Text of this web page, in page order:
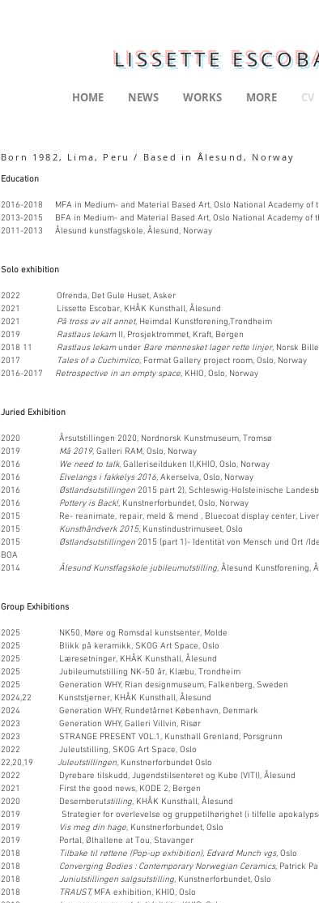
LISSETTE
HOME NEWS WORKS MORE CV
Born 1982, Lima, Peru / Based in Ålesund, Norway
Education
2016-2018 MFA in Medium- and Material Based Art, Oslo National Academy of
2013-2015 BFA in Medium- and Material Based Art, Oslo National Academy of
2011-2013 Ålesund kunstfagskole, Ålesund, Norway
Solo exhibition
2022 Ofrenda, Det Gule Huset, Asker
2021 Lissette Escobar, KHÅK Kunsthall, Ålesund
2021 På tross av alt annet, Heimdal Kunstforening,Trondheim
2019 Rastlaus lekamII, Prosjektrommet, Kraft, Bergen
2018 11 Rastlaus lekamunder Bare mennesket lager rette linjer, Norsk
2017
Tales of a Cuchimilco, Format Gallery project room, Oslo, Norway
2016-2017 Retrospective in an empty space, KHIO, Oslo, Norway
Juried Exhibition
2020 Årsutstillingen 2020, Nordnorsk Kunstmuseum, Tromsø
2019 Må 2019, Galleri RAM, Oslo, Norway
2016
We need to talk, Galleriseilduken II,KHIO, Oslo, Norway
2016 Elvelangs i fakkelys 2016, Akerselva, Oslo, Norway
2016 Østlandsutstillingen 2015 part 2), Schleswig-Holsteinische
2016
Pottery is Back!, Kunstnerforbundet, Oslo, Norway
2015 Re- reanimate, repair, meld & mend , Bluecoat display center,
2015 Kunsthåndverk 2015, Kunstindustrimuseet, Oslo
2015
Østlandsutstillingen 2015 (part 1)- Identität von Mensch und Ort /
BOA
2014
Ålesund Kunstfagskole jubileumutstilling, Ålesund Kunstforening,
Group Exhibitions
2025 NK50, Møre og Romsdal kunstsenter, Molde
2025 Blikk på keramikk, SKOG Art Space, Oslo
2025 Læresetninger, KHÅK Kunsthall, Ålesund
2025 Jubileumutstilling NK-50 år, Klæbu, Trondheim
2025 Generation WHY, Rian designmuseum, Falkenberg, Sweden
2024,22 Kunststjerner, KHÅK Kunsthall, Ålesund
2024 Generation WHY, Rundetårnet København, Denmark
2023 Generation WHY, Galleri Villvin, Risør
2023 STRANGE PRESENT VOL.1, Kunsthall Grenland, Porsgrunn
2022 Juleutstilling, SKOG Art Space, Oslo
22,20,19 Juleutstillingen, Kunstnerforbundet Oslo
2022 Dyrebare tilskudd, Jugendstilsenteret og Kube (VITI), Ålesund
2021 First the good news, KODE 2, Bergen
2020 Desemberutstilling, KHÅK Kunsthall, Ålesund
2019 Strategier for overlevelse og gruppetilhørighet (i tilfelle apokalypsen
2019
Vis meg din hage, Kunstnerforbundet, Oslo
2019
Portal, Ølhallene at Tou, Stavanger
2018
Tilbake til røttene (Pop-up exhibition), Edvard Munch vgs, Oslo
2018 Converging Bodies : Contemporary Norwegian Ceramics, Patrick
2018 Juniutstillingen salgsutstilling, Kunstnerforbundet, Oslo
2018
TRAUST,MFA exhibition, KHIO, Oslo